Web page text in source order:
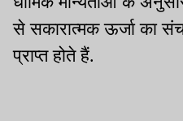
से सकारात्मक ऊर्जा का
प्राप्त होते हैं.